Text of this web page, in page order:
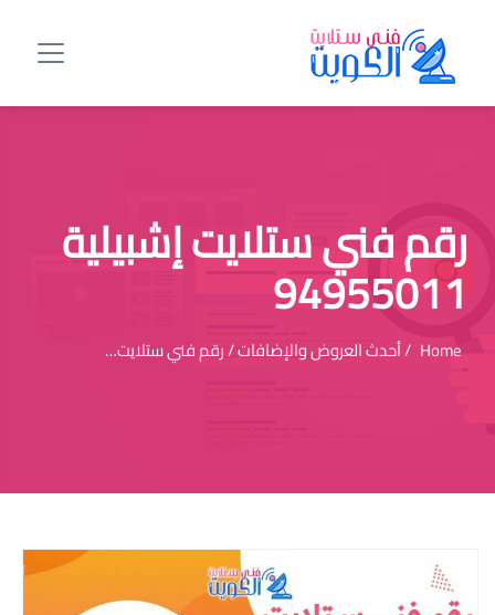
رقم فني ستلايت إشبيلية
94955011
Home / أحدث العروض والإضافات / رقم فني ستلايت…